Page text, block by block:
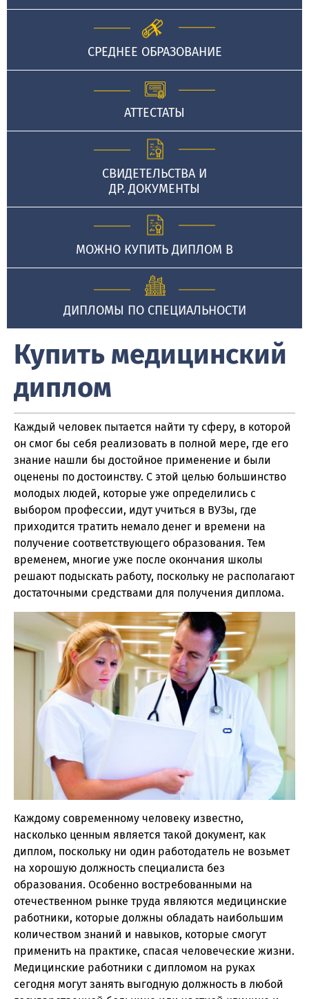
СРЕДНЕЕ ОБРАЗОВАНИЕ
АТТЕСТАТЫ
СВИДЕТЕЛЬСТВА И
ДР. ДОКУМЕНТЫ
МОЖНО КУПИТЬ ДИПЛОМ В
ДИПЛОМЫ ПО СПЕЦИАЛЬНОСТИ
Купить медицинский
диплом
Каждый человек пытается найти ту сферу, в которой
он смог бы себя реализовать в полной мере, где его
знание нашли бы достойное применение и были
оценены по достоинству. С этой целью большинство
молодых людей, которые уже определились с
выбором профессии, идут учиться в ВУЗы, где
приходится тратить немало денег и времени на
получение соответствующего образования. Тем
временем, многие уже после окончания школы
решают подыскать работу, поскольку не располагают
достаточными средствами для получения диплома.
Каждому современному человеку известно,
насколько ценным является такой документ, как
диплом, поскольку ни один работодатель не возьмет
на хорошую должность специалиста без
образования. Особенно востребованными на
отечественном рынке труда являются медицинские
работники, которые должны обладать наибольшим
количеством знаний и навыков, которые смогут
применить на практике, спасая человеческие жизни.
Медицинские работники с дипломом на руках
сегодня могут занять выгодную должность в любой